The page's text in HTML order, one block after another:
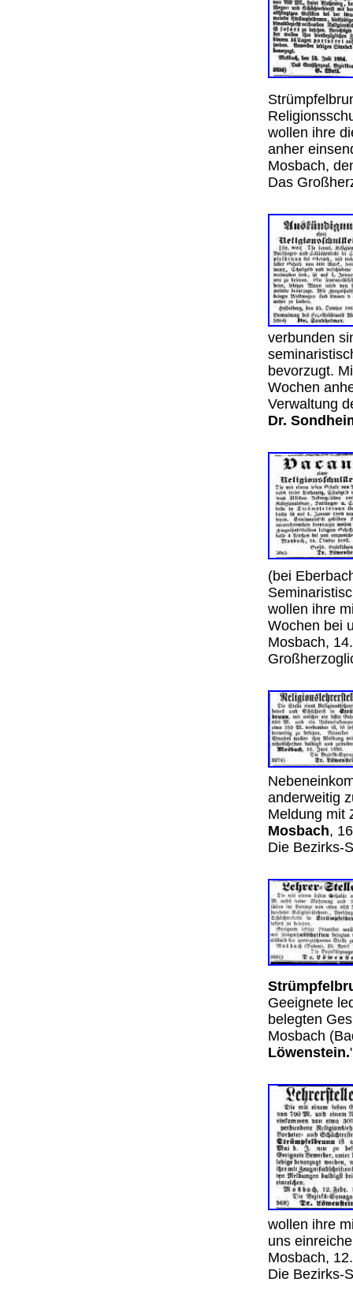
wollen ihre
anher
Mosbach,
Das
verbunden
bevorzugt.
Wochen
Verwaltung
Dr.
(bei
wollen ihre
Wochen bei
Mosbach,
anderweitig
Meldung mit
Mosbach,
Die Bezirks-
Geeignete
belegten
Mosbach
Löwenstein.
wollen ihre
uns
Mosbach,
Die Bezirks-